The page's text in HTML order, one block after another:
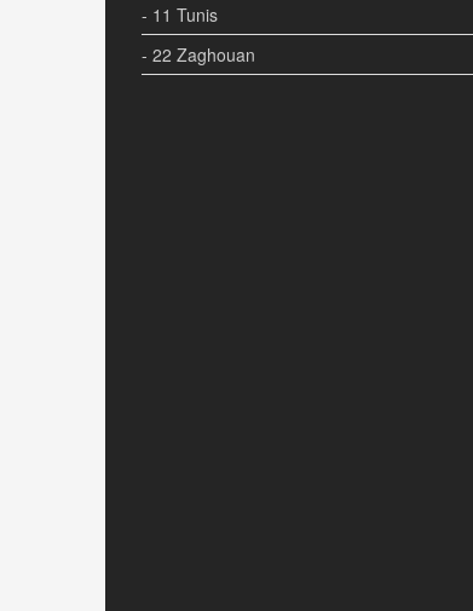
- 11 Tunis
- 22 Zaghouan